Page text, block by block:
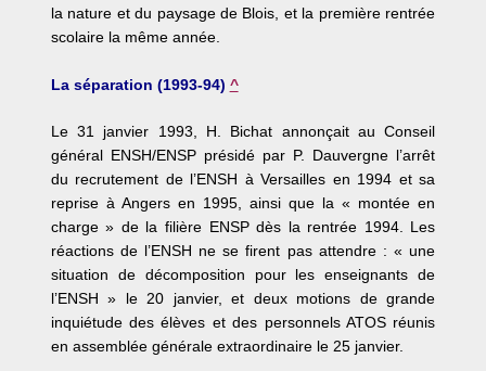
la nature et du paysage de Blois, et la première rentrée
scolaire la même année.
La séparation (1993-94) ^
Le 31 janvier 1993, H. Bichat annonçait au Conseil
général ENSH/ENSP présidé par P. Dauvergne l’arrêt
du recrutement de l’ENSH à Versailles en 1994 et sa
reprise à Angers en 1995, ainsi que la « montée en
charge » de la filière ENSP dès la rentrée 1994. Les
réactions de l’ENSH ne se firent pas attendre : « une
situation de décomposition pour les enseignants de
l’ENSH » le 20 janvier, et deux motions de grande
inquiétude des élèves et des personnels ATOS réunis
en assemblée générale extraordinaire le 25 janvier.